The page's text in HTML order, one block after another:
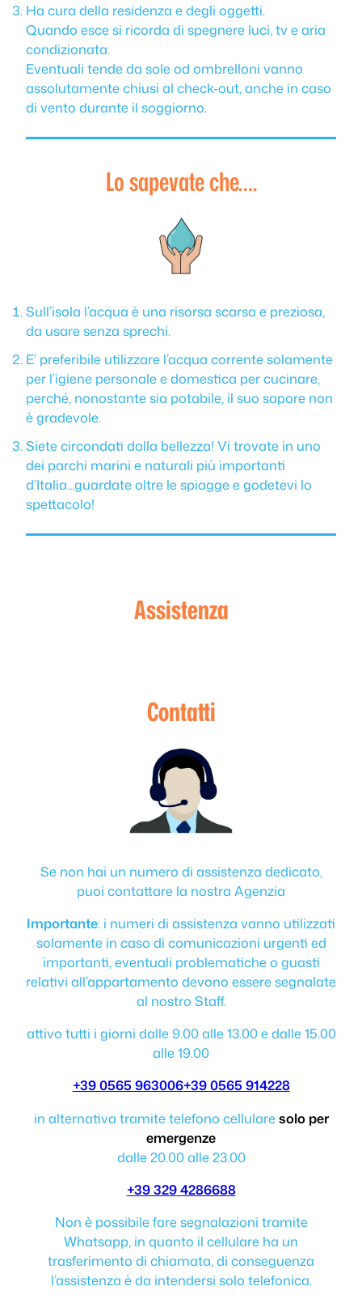
Ha cura della residenza e degli oggetti.
Quando esce si ricorda di spegnere luci, tv e aria
condizionata.
Eventuali tende da sole od ombrelloni vanno
assolutamente chiusi al check-out, anche in caso
di vento durante il soggiorno.
Lo sapevate che….
Sull’isola l’acqua è una risorsa scarsa e preziosa,
da usare senza sprechi.
E’ preferibile utilizzare l’acqua corrente solamente
per l’igiene personale e domestica per cucinare,
perché, nonostante sia potabile, il suo sapore non
è gradevole.
Siete circondati dalla bellezza! Vi trovate in uno
dei parchi marini e naturali più importanti
d’Italia…guardate oltre le spiagge e godetevi lo
spettacolo!
Assistenza
Contatti
Se non hai un numero di assistenza dedicato,
puoi contattare la nostra Agenzia
Importante: i numeri di assistenza vanno utilizzati
solamente in caso di comunicazioni urgenti ed
importanti, eventuali problematiche o guasti
relativi all’appartamento devono essere segnalate
al nostro Staff.
attivo tutti i giorni dalle 9.00 alle 13.00 e dalle 15.00
alle 19.00
+39 0565 963006+39 0565 914228
in alternativa tramite telefono cellularesolo per
emergenze
dalle 20.00 alle 23.00
+39 329 4286688
Non è possibile fare segnalazioni tramite
Whatsapp, in quanto il cellulare ha un
trasferimento di chiamata, di conseguenza
l’assistenza è da intendersi solo telefonica.